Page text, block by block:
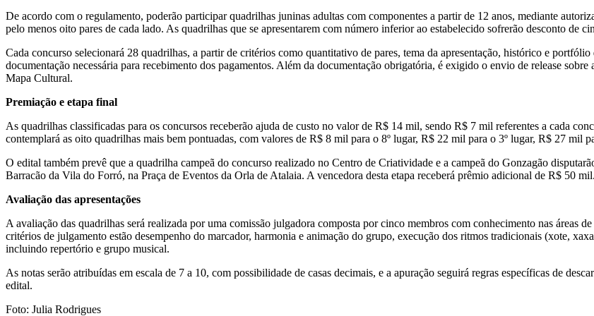
De acordo com o regulamento, poderão participar quadrilhas juninas adultas com componentes a partir de 12 anos, mediante
pelo menos oito pares de cada lado. As quadrilhas que se apresentarem com número inferior ao estabelecido sofrerão desconto de
Cada concurso selecionará 28 quadrilhas, a partir de critérios como quantitativo de pares, tema da apresentação, histórico e
documentação necessária para recebimento dos pagamentos. Além da documentação obrigatória, é exigido o envio de release
Mapa Cultural.
Premiação e etapa final
As quadrilhas classificadas para os concursos receberão ajuda de custo no valor de R$ 14 mil, sendo R$ 7 mil referentes a cada
contemplará as oito quadrilhas mais bem pontuadas, com valores de R$ 8 mil para o 8º lugar, R$ 22 mil para o 3º lugar, R$ 27 mil
O edital também prevê que a quadrilha campeã do concurso realizado no Centro de Criatividade e a campeã do Gonzagão
Barracão da Vila do Forró, na Praça de Eventos da Orla de Atalaia. A vencedora desta etapa receberá prêmio adicional de R$ 50 mil.
Avaliação das apresentações
A avaliação das quadrilhas será realizada por uma comissão julgadora composta por cinco membros com conhecimento nas áreas
critérios de julgamento estão desempenho do marcador, harmonia e animação do grupo, execução dos ritmos tradicionais (xote,
incluindo repertório e grupo musical.
As notas serão atribuídas em escala de 7 a 10, com possibilidade de casas decimais, e a apuração seguirá regras específicas de
edital.
Foto: Julia Rodrigues